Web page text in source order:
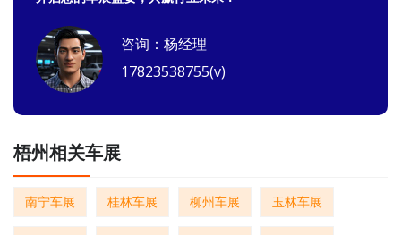
咨询：杨经理
17823538755(v)
梧州相关车展
南宁车展 桂林车展 柳州车展 玉林车展